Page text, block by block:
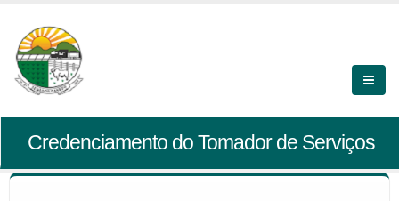
Credenciamento do Tomador de Serviços